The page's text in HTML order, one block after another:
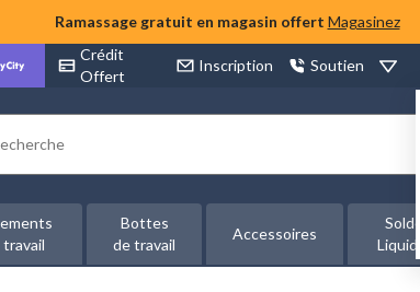
Ramassage gratuit en magasin offert Magasinez
Crédit
Offert
Inscription Soutien
travail
Bottes
de travail
Accessoires